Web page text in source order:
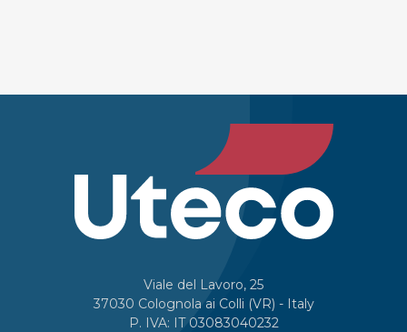
Viale del Lavoro, 25
37030 Colognola ai Colli (VR) - Italy
P. IVA: IT 03083040232